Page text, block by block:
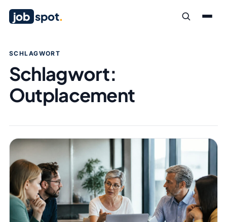
job spot.
SCHLAGWORT
Schlagwort:
Outplacement